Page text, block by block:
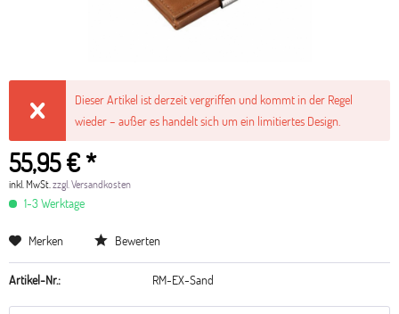
Dieser Artikel ist derzeit vergriffen und kommt in der Regel
wieder – außer es handelt sich um ein limitiertes Design.
55,95 € *
inkl. MwSt. zzgl. Versandkosten
1-3 Werktage
Merken Bewerten
Artikel-Nr.: RM-EX-Sand